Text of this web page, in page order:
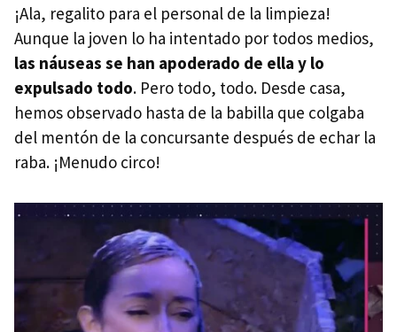
¡Ala, regalito para el personal de la limpieza!
Aunque la joven lo ha intentado por todos medios,
las náuseas se han apoderado de ella y lo
expulsado todo. Pero todo, todo. Desde casa,
hemos observado hasta de la babilla que colgaba
del mentón de la concursante después de echar la
raba. ¡Menudo circo!